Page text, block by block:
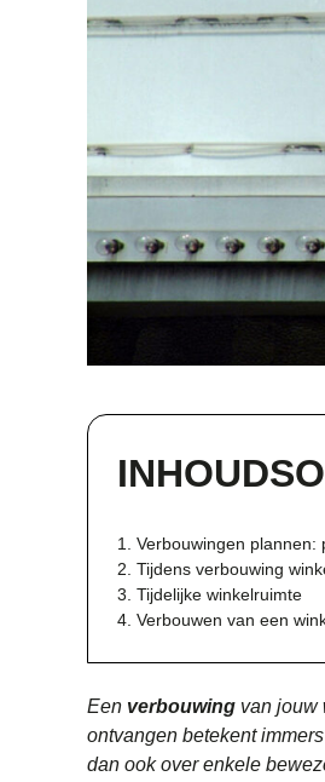
1. Verbouwingen
2. Tijdens verbouwing
3. Tijdelijke winkelruimte
4. Verbouwen van een
Een verbouwing van jouw
ontvangen betekent immers
dan ook over enkele